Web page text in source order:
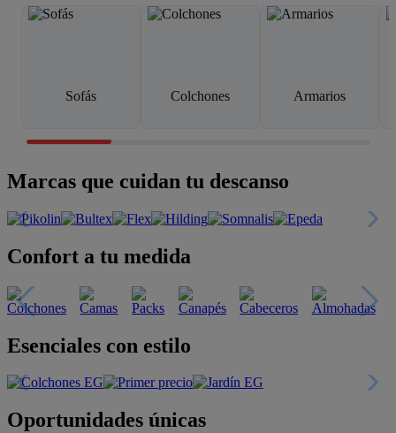
Sofás Colchones Armarios
Marcas que cuidan tu descanso
Confort a tu medida
Esenciales con estilo
Oportunidades únicas